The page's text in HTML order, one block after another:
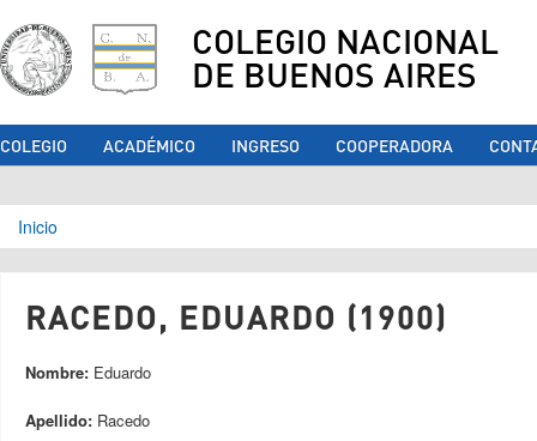
COLEGIO NACIONAL
DE BUENOS AIRES
COLEGIO ACADÉMICO INGRESO COOPERADORA
Se encuentra usted aquí
Inicio
RACEDO, EDUARDO (1900)
Nombre: Eduardo
Apellido: Racedo